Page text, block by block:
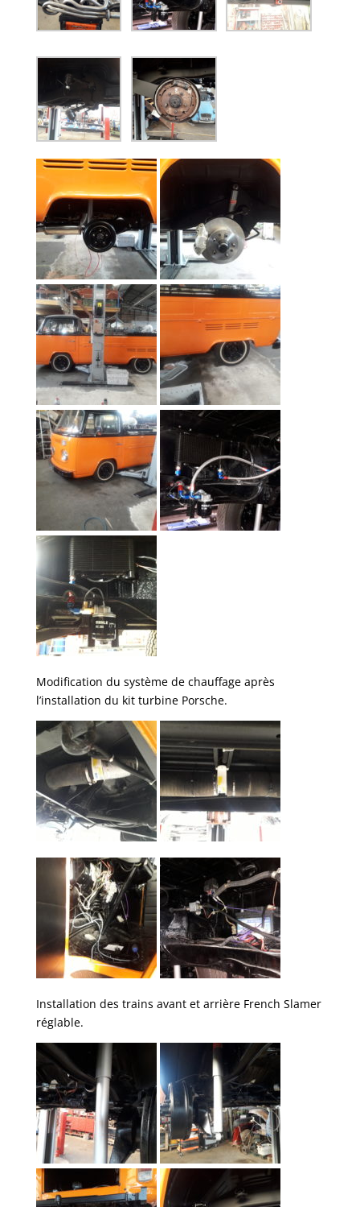
Modification du système de chauffage après
l’installation du kit turbine Porsche.
Installation des trains avant et arrière French Slamer
réglable.